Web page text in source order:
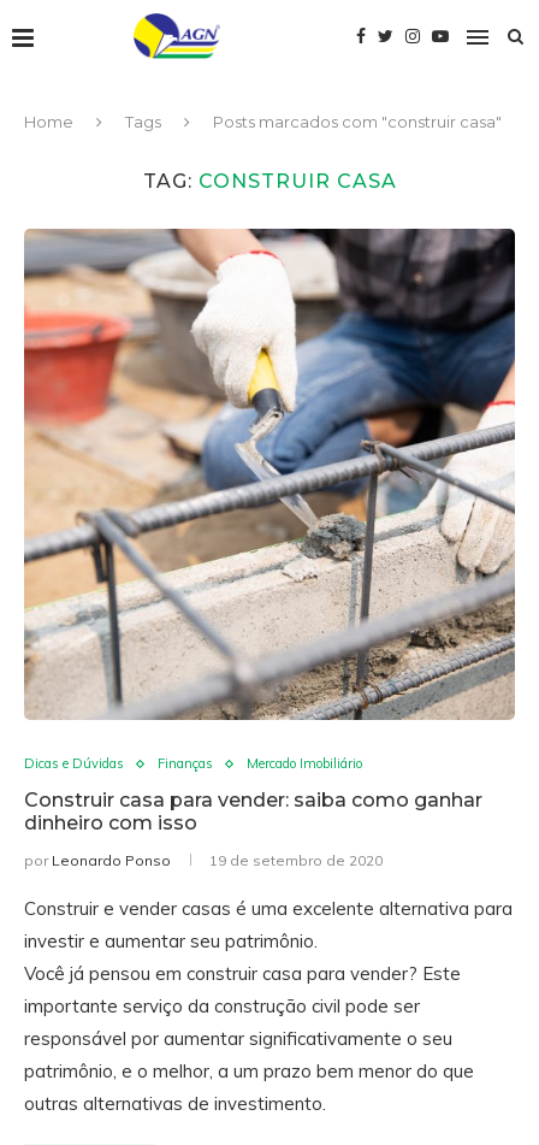
Home Tags Posts marcados com "construir casa"
TAG: CONSTRUIR CASA
Dicas e Dúvidas Finanças Mercado Imobiliário
Construir casa para vender: saiba como ganhar
dinheiro com isso
por Leonardo Ponso 19 de setembro de 2020
Construir e vender casas é uma excelente alternativa para
investir e aumentar seu patrimônio.
Você já pensou em construir casa para vender? Este
importante serviço da construção civil pode ser
responsável por aumentar significativamente o seu
patrimônio, e o melhor, a um prazo bem menor do que
outras alternativas de investimento.